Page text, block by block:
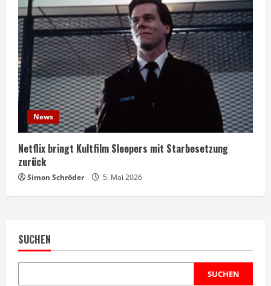
News
Netflix bringt Kultfilm Sleepers mit Starbesetzung
zurück
Simon Schröder 5. Mai 2026
SUCHEN
SUCHEN